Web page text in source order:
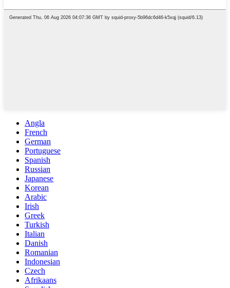
Angla
French
German
Portuguese
Spanish
Russian
Japanese
Korean
Arabic
Irish
Greek
Turkish
Italian
Danish
Romanian
Indonesian
Czech
Afrikaans